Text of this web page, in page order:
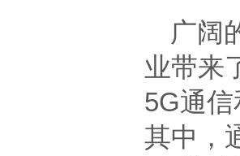
广阔
业带来
5G通信
其中，